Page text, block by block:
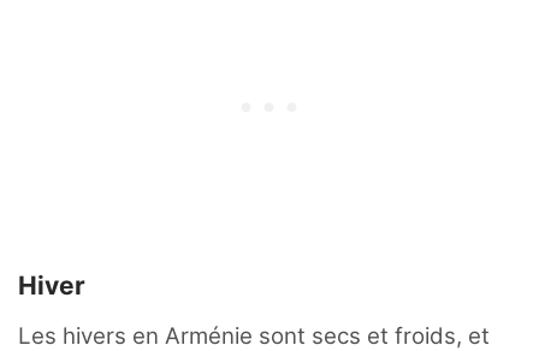
Hiver
Les hivers en Arménie sont secs et froids, et